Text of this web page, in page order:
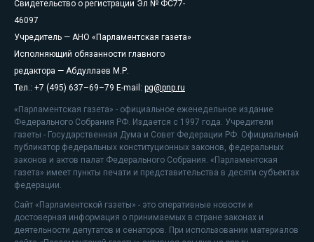
Свидетельство о регистрации Эл № ФС77-
46097
Учредитель — АНО «Парламентская газета»
Исполняющий обязанности главного
редактора — Абдуллаев М.Р.
Тел.: +7 (495) 637–69–79 E-mail: pg@pnp.ru
«Парламентская газета» - официальное еженедельное издание
Федерального Собрания РФ. Издается с 1997 года. Учредители
газеты - Государственная Дума и Совет Федерации РФ. Официальный
публикатор федеральных конституционных законов, федеральных
законов и актов палат Федерального Собрания. «Парламентская
газета» имеет пункты печати и представительства в десяти субъектах
федерации.
Сайт «Парламентской газеты» - это оперативные новости и
достоверная информация о принимаемых в стране законах и
деятельности депутатов и сенаторов. При использовании материалов